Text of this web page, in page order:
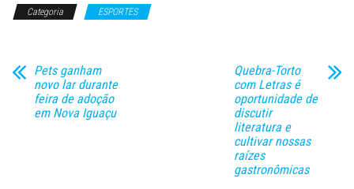
Categoria ESPORTES
Pets ganham
novo lar durante
feira de adoção
em Nova Iguaçu
Quebra-Torto
com Letras é
oportunidade de
discutir
literatura e
cultivar nossas
raízes
gastronômicas